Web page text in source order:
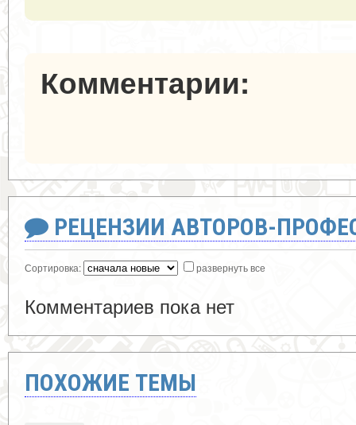
Комментарии:
РЕЦЕНЗИИ АВТОРОВ-
Сортировка: развернуть все
Комментариев пока нет
ПОХОЖИЕ ТЕМЫ